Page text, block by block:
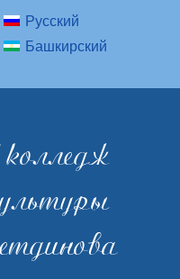
Русский
Башкирский